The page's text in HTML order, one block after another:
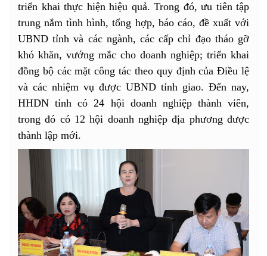
triển khai thực hiện hiệu quả. Trong đó, ưu tiên tập
trung nắm tình hình, tổng hợp, báo cáo, đề xuất với
UBND tỉnh và các ngành, các cấp chỉ đạo tháo gỡ
khó khăn, vướng mắc cho doanh nghiệp; triển khai
đồng bộ các mặt công tác theo quy định của Điều lệ
và các nhiệm vụ được UBND tỉnh giao. Đến nay,
HHDN tỉnh có 24 hội doanh nghiệp thành viên,
trong đó có 12 hội doanh nghiệp địa phương được
thành lập mới.